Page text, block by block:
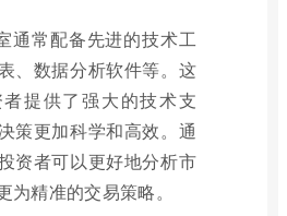
通常配备先进的技术工
、数据分析软件等。这
提供了强大的技术支
策更加科学和高效。通
资者可以更好地分析市
为精准的交易策略。